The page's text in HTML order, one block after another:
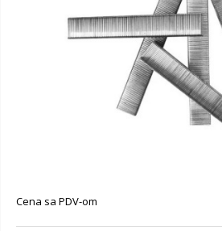
Cena sa PDV-om